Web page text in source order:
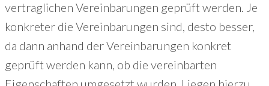
vertraglichen Vereinbarungen geprüft werden. Je
konkreter die Vereinbarungen sind, desto besser,
da dann anhand der Vereinbarungen konkret
geprüft werden kann, ob die vereinbarten